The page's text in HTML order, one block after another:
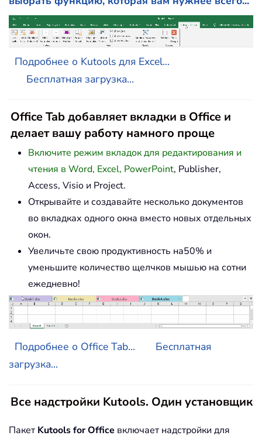
Подробнее о Kutools для Excel...
Бесплатная загрузка...
Office Tab добавляет вкладки в Office и
делает вашу работу намного проще
Включите режим вкладок для редактирования и
чтения в Word, Excel, PowerPoint, Publisher,
Access, Visio и Project.
Открывайте и создавайте несколько документов
во вкладках одного окна вместо новых отдельных
окон.
Увеличьте свою продуктивность на50% и
уменьшите количество щелчков мышью на сотни
ежедневно!
Подробнее о Office Tab...
Бесплатная
загрузка...
Все надстройки Kutools. Один установщик
Пакет Kutools for Office включает надстройки для